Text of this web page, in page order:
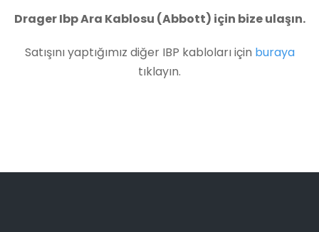
Drager Ibp Ara Kablosu (Abbott) için bize ulaşın.
Satışını yaptığımız diğer IBP kabloları için buraya
tıklayın.